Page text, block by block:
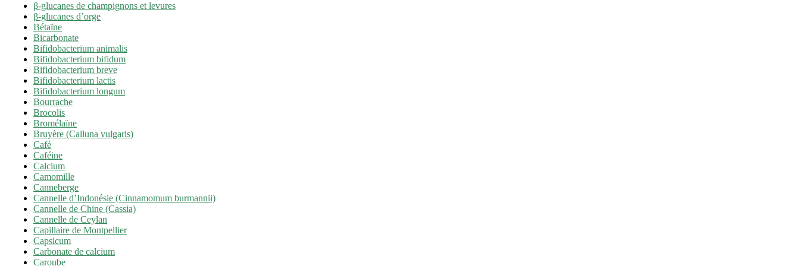
β-glucanes de champignons et levures
β-glucanes d’orge
Bétaïne
Bicarbonate
Bifidobacterium animalis
Bifidobacterium bifidum
Bifidobacterium breve
Bifidobacterium lactis
Bifidobacterium longum
Bourrache
Brocolis
Bromélaïne
Bruyère (Calluna vulgaris)
Café
Caféine
Calcium
Camomille
Canneberge
Cannelle d’Indonésie (Cinnamomum burmannii)
Cannelle de Chine (Cassia)
Cannelle de Ceylan
Capillaire de Montpellier
Capsicum
Carbonate de calcium
Caroube